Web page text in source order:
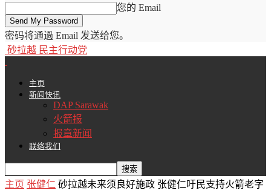
您的 Email
密码将通過 Email 发送给您。
砂拉越 民主行动党
主页
新闻快讯
DAP Sarawak
火箭报
报章新闻
联络我们
主页 张健仁 砂拉越未来须良好施政 张健仁吁民支持火箭老字